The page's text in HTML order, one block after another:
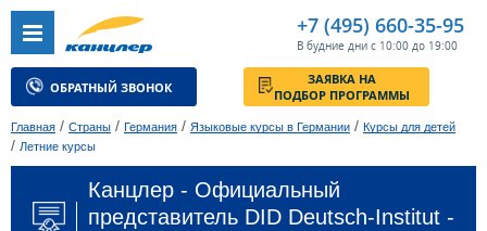
+7 (495) 660-35-95
В будние дни с 10:00 до 19:00
ОБРАТНЫЙ ЗВОНОК
ЗАЯВКА НА
ПОДБОР ПРОГРАММЫ
Главная / Страны / Германия / Языковые курсы в Германии / Курсы для детей
/ Летние курсы
Канцлер - Официальный
представитель DID Deutsch-Institut -